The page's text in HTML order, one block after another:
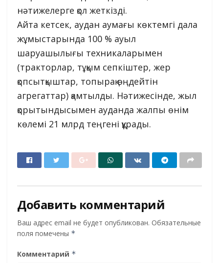
нәтижелерге қол жеткізді.
Айта кетсек, аудан аумағы көктемгі дала
жұмыстарында 100 % ауыл
шаруашылығы техникаларымен
(тракторлар, тұқым сепкіштер, жер
қопсытқыштар, топырақ өңдейтін
агрегаттар) қамтылды. Нәтижесінде, жыл
қорытындысымен ауданда жалпы өнім
көлемі 21 млрд теңгені құрады.
Добавить комментарий
Ваш адрес email не будет опубликован. Обязательные
поля помечены *
Комментарий *